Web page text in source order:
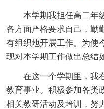
本学期我担任高二年级
各方面严格要求自己，勤
有组织地开展工作。为使
现对本学期工作做出总结
在这一个学期里，我在
教育事业。积极参加各类
相关教研活动及培训，努